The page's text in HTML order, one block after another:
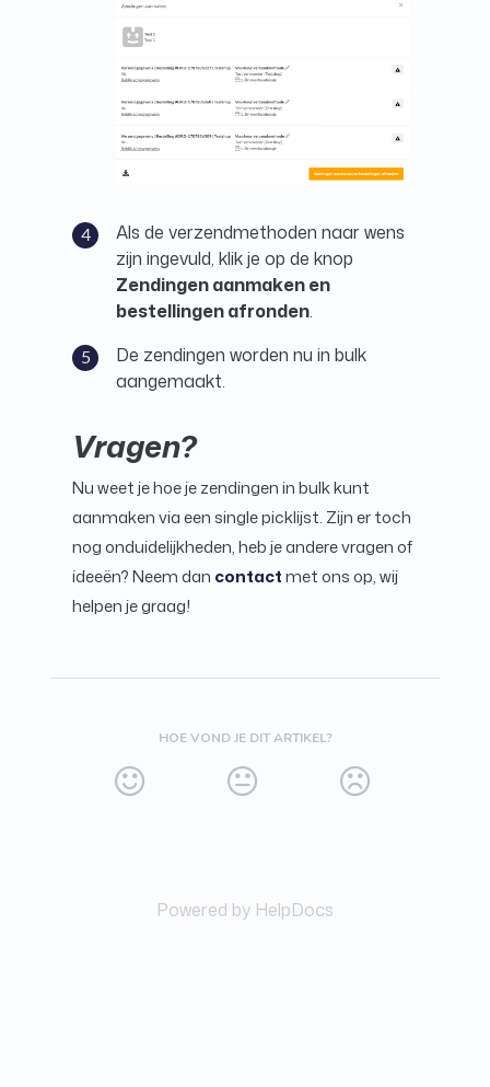
Als de verzendmethoden naar wens
zijn ingevuld, klik je op de knop
Zendingen aanmaken en
bestellingen afronden.
De zendingen worden nu in bulk
aangemaakt.
Vragen?
Nu weet je hoe je zendingen in bulk kunt
aanmaken via een single picklijst. Zijn er toch
nog onduidelijkheden, heb je andere vragen of
ideeën? Neem dan contactmet ons op, wij
helpen je graag!
HOE VOND JE DIT ARTIKEL?
Powered by HelpDocs